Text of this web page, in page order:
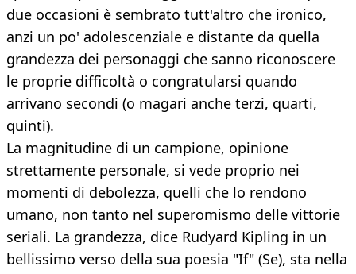
due occasioni è sembrato tutt'altro che ironico,
anzi un po' adolescenziale e distante da quella
grandezza dei personaggi che sanno riconoscere
le proprie difficoltà o congratularsi quando
arrivano secondi (o magari anche terzi, quarti,
quinti).
La magnitudine di un campione, opinione
strettamente personale, si vede proprio nei
momenti di debolezza, quelli che lo rendono
umano, non tanto nel superomismo delle vittorie
seriali. La grandezza, dice Rudyard Kipling in un
bellissimo verso della sua poesia "If" (Se), sta nella